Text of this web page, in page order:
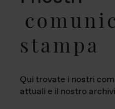
stampa
Qui trovate i nostri
attuali e il nostro